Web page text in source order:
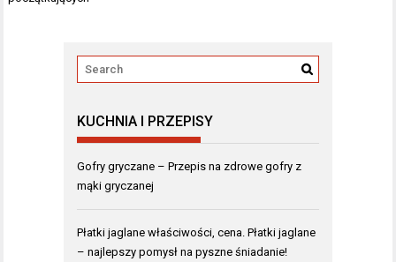
KUCHNIA I PRZEPISY
Gofry gryczane – Przepis na zdrowe gofry z
mąki gryczanej
Płatki jaglane właściwości, cena. Płatki jaglane
– najlepszy pomysł na pyszne śniadanie!